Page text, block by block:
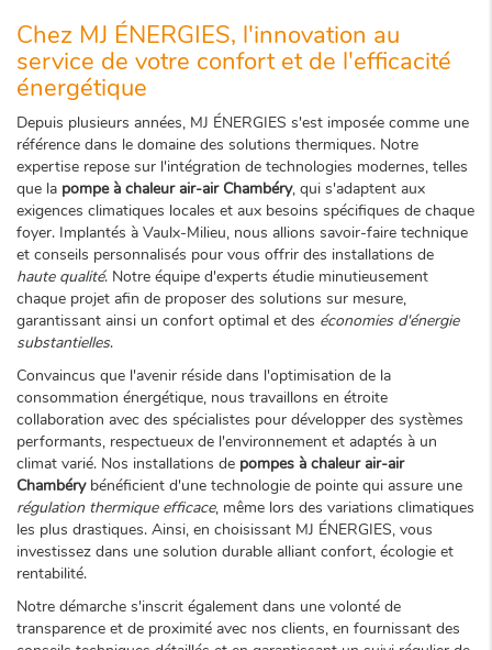
Chez MJ ÉNERGIES, l'innovation au
service de votre confort et de l'efficacité
énergétique
Depuis plusieurs années, MJ ÉNERGIES s'est imposée comme une
référence dans le domaine des solutions thermiques. Notre
expertise repose sur l'intégration de technologies modernes, telles
que la pompe à chaleur air-air Chambéry, qui s'adaptent aux
exigences climatiques locales et aux besoins spécifiques de chaque
foyer. Implantés à Vaulx-Milieu, nous allions savoir-faire technique
et conseils personnalisés pour vous offrir des installations de
haute qualité. Notre équipe d'experts étudie minutieusement
chaque projet afin de proposer des solutions sur mesure,
garantissant ainsi un confort optimal et des économies d'énergie
substantielles.
Convaincus que l'avenir réside dans l'optimisation de la
consommation énergétique, nous travaillons en étroite
collaboration avec des spécialistes pour développer des systèmes
performants, respectueux de l'environnement et adaptés à un
climat varié. Nos installations de pompes à chaleur air-air
Chambérybénéficient d'une technologie de pointe qui assure une
régulation thermique efficace, même lors des variations climatiques
les plus drastiques. Ainsi, en choisissant MJ ÉNERGIES, vous
investissez dans une solution durable alliant confort, écologie et
rentabilité.
Notre démarche s'inscrit également dans une volonté de
transparence et de proximité avec nos clients, en fournissant des